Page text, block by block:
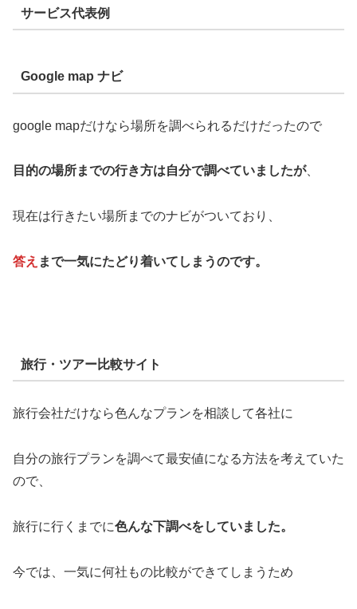
サービス代表例
Google map ナビ
google mapだけなら場所を調べられるだけだったので
目的の場所までの行き方は自分で調べていましたが、
現在は行きたい場所までのナビがついており、
答え まで一気にたどり着いてしまうのです。
旅行・ツアー比較サイト
旅行会社だけなら色んなプランを相談して各社に
自分の旅行プランを調べて最安値になる方法を考えていた
ので、
旅行に行くまでに色んな下調べをしていました。
今では、一気に何社もの比較ができてしまうため